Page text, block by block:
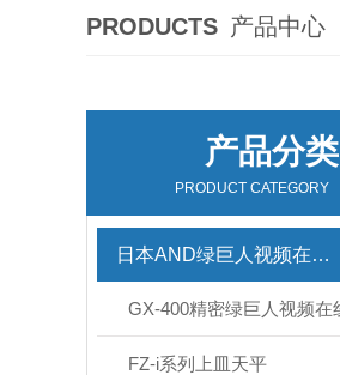
PRODUCTS 产品中心
产品分类
PRODUCT CATEGORY
日本AND绿巨人视频在线观看官网
FZ-i系列上皿天平